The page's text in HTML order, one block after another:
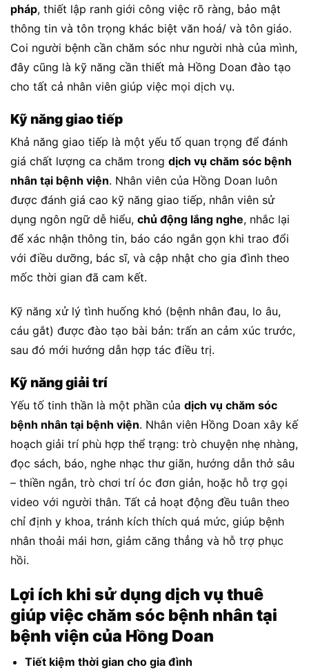
pháp, thiết lập ranh giới công việc rõ ràng, bảo mật
thông tin và tôn trọng khác biệt văn hoá/ và tôn giáo.
Coi người bệnh cần chăm sóc như người nhà của mình,
đây cũng là kỹ năng cần thiết mà Hồng Doan đào tạo
cho tất cả nhân viên giúp việc mọi dịch vụ.
Kỹ năng giao tiếp
Khả năng giao tiếp là một yếu tố quan trọng để đánh
giá chất lượng ca chăm trong dịch vụ chăm sóc bệnh
nhân tại bệnh viện. Nhân viên của Hồng Doan luôn
được đánh giá cao kỹ năng giao tiếp, nhân viên sử
dụng ngôn ngữ dễ hiểu, chủ động lắng nghe, nhắc lại
để xác nhận thông tin, báo cáo ngắn gọn khi trao đổi
với điều dưỡng, bác sĩ, và cập nhật cho gia đình theo
mốc thời gian đã cam kết.
Kỹ năng xử lý tình huống khó (bệnh nhân đau, lo âu,
cáu gắt) được đào tạo bài bản: trấn an cảm xúc trước,
sau đó mới hướng dẫn hợp tác điều trị.
Kỹ năng giải trí
Yếu tố tinh thần là một phần của dịch vụ chăm sóc
bệnh nhân tại bệnh viện. Nhân viên Hồng Doan xây kế
hoạch giải trí phù hợp thể trạng: trò chuyện nhẹ nhàng,
đọc sách, báo, nghe nhạc thư giãn, hướng dẫn thở sâu
– thiền ngắn, trò chơi trí óc đơn giản, hoặc hỗ trợ gọi
video với người thân. Tất cả hoạt động đều tuân theo
chỉ định y khoa, tránh kích thích quá mức, giúp bệnh
nhân thoải mái hơn, giảm căng thẳng và hỗ trợ phục
hồi.
Lợi ích khi sử dụng dịch vụ thuê
giúp việc chăm sóc bệnh nhân tại
bệnh viện của Hồng Doan
Tiết kiệm thời gian cho gia đình